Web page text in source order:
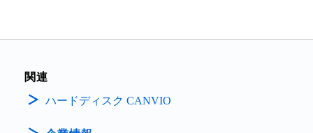
関連
ハードディスク CANVIO